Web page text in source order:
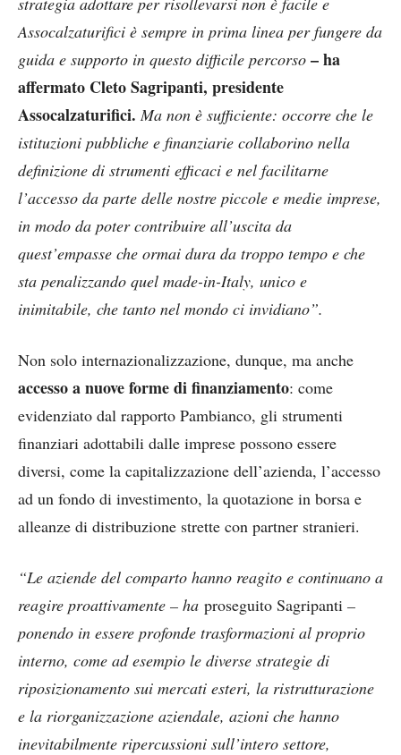
Assocalzaturifici è sempre in prima linea per fungere da
guida e supporto in questo difficile percorso – ha
affermato Cleto Sagripanti, presidente
Assocalzaturifici. Ma non è sufficiente: occorre che le
istituzioni pubbliche e finanziarie collaborino nella
definizione di strumenti efficaci e nel facilitarne
l’accesso da parte delle nostre piccole e medie imprese,
in modo da poter contribuire all’uscita da
quest’empasse che ormai dura da troppo tempo e che
sta penalizzando quel made-in-Italy, unico e
inimitabile, che tanto nel mondo ci invidiano”.
Non solo internazionalizzazione, dunque, ma anche
accesso a nuove forme di finanziamento: come
evidenziato dal rapporto Pambianco, gli strumenti
finanziari adottabili dalle imprese possono essere
diversi, come la capitalizzazione dell’azienda, l’accesso
ad un fondo di investimento, la quotazione in borsa e
alleanze di distribuzione strette con partner stranieri.
“Le aziende del comparto hanno reagito e continuano a
reagire proattivamente – ha proseguito Sagripanti –
ponendo in essere profonde trasformazioni al proprio
interno, come ad esempio le diverse strategie di
riposizionamento sui mercati esteri, la ristrutturazione
e la riorganizzazione aziendale, azioni che hanno
inevitabilmente ripercussioni sull’intero settore,